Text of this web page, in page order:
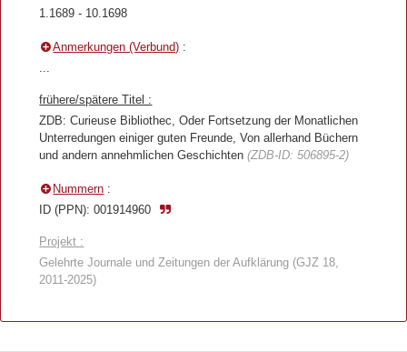
1.1689 - 10.1698
Anmerkungen (Verbund) :
frühere/spätere Titel :
ZDB: Curieuse Bibliothec, Oder Fortsetzung der Monatlichen
Unterredungen einiger guten Freunde, Von allerhand Büchern
und andern annehmlichen Geschichten(ZDB-ID: 506895-2)
Nummern :
ID (PPN): 001914960
Projekt :
Gelehrte Journale und Zeitungen der Aufklärung (GJZ 18,
2011-2025)